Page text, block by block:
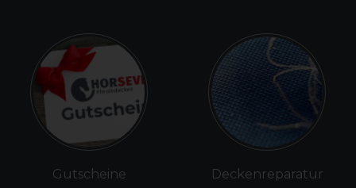
Gutscheine Deckenreparatur